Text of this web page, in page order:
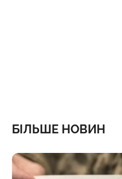
БІЛЬШЕ НОВИН